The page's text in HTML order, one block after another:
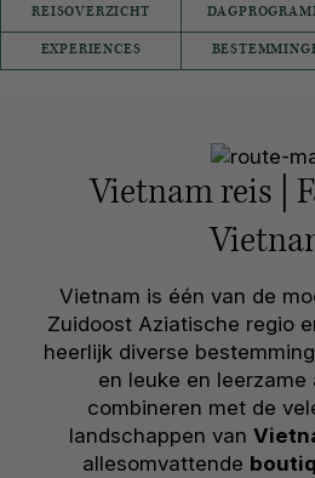
REISOVERZICHT
EXPERIENCES
Vietnam reis |
Vietnam is één van de
Zuidoost Aziatische regio
heerlijk diverse
en leuke en
combineren met de
landschappen van
allesomvattende